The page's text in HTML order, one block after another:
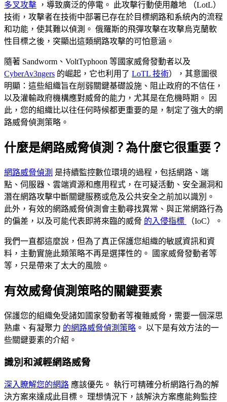
多叉攻擊 ，導致廣泛的停電。 此攻擊行動使用離地 （LotL）
技術，攻擊者在技術中部署已存在於目標網路和系統內的流程
和功能，使其難以偵測。 俄羅斯的飛彈攻擊在攻擊烏克蘭軟
性目標之後，突顯出這類網路攻擊的可怕意涵。
隨著 Sandworm、VoltTyphoon 等國家威脅發動者以及
CyberAv3ngers 的崛起，它也利用了 LoTL 技術），其意圖很
明顯：這些組織旨在削弱關鍵基礎設施、阻止政府的不信任，
以及灌輸政府機構應對威脅的能力，尤其是在危機時期。 因
此，您的組織比以往任何時候都更重要的是，制定了強大的網
路威脅偵測策略。
什麼是網路威脅偵測？為什麼它很重要？
網路威脅偵測 是持續監控數位環境的過程，包括網路、端
點、伺服器、雲端資源和應用程式，在可疑活動、安全漏洞和
潛在網路攻擊中斷關鍵服務或危及公共安全之前加以識別。
此外，有效的網路威脅偵測會主動尋找異常、與正常網路行為
的偏差，以及可能代表即將來臨的威脅 的入侵指標 （IoC）。
我們一直都這麼說，但為了真正保護您組織的敏感資訊和資
料，主動實施此類策略不再是選擇性的。 國家威脅發動者等
等，只是帶來了太大的風險。
有效威脅偵測策略的關鍵要素
保護您的組織免受諸如國家發動者等複雜威脅，需要一個深思
熟慮、有凝聚力 的網路威脅偵測策略 。 以下是有效方法的一
些關鍵要素的介紹。
識別和減輕網路威脅
深入瞭解您的網路 應該優先。 執行可精確分析網路行為的解
決方案來達成此目標。 理想情況下，該解決方案應能夠監控